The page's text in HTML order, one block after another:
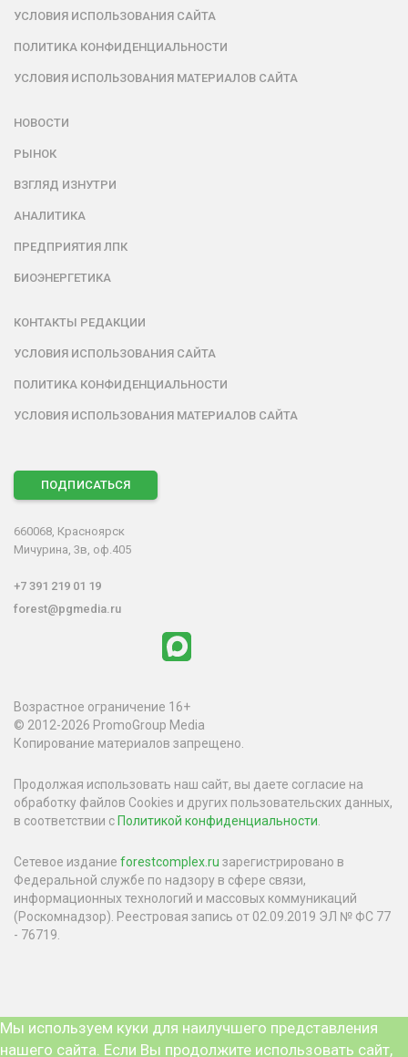
УСЛОВИЯ ИСПОЛЬЗОВАНИЯ САЙТА
ПОЛИТИКА КОНФИДЕНЦИАЛЬНОСТИ
УСЛОВИЯ ИСПОЛЬЗОВАНИЯ МАТЕРИАЛОВ САЙТА
НОВОСТИ
РЫНОК
ВЗГЛЯД ИЗНУТРИ
АНАЛИТИКА
ПРЕДПРИЯТИЯ ЛПК
БИОЭНЕРГЕТИКА
КОНТАКТЫ РЕДАКЦИИ
УСЛОВИЯ ИСПОЛЬЗОВАНИЯ САЙТА
ПОЛИТИКА КОНФИДЕНЦИАЛЬНОСТИ
УСЛОВИЯ ИСПОЛЬЗОВАНИЯ МАТЕРИАЛОВ САЙТА
ПОДПИСАТЬСЯ
660068, Красноярск
Мичурина, 3в, оф.405
+7 391 219 01 19
forest@pgmedia.ru
Возрастное ограничение 16+
© 2012-2026 PromoGroup Media
Копирование материалов запрещено.
Продолжая использовать наш сайт, вы даете согласие на
обработку файлов Cookies и других пользовательских данных,
в соответствии с Политикой конфиденциальности
Сетевое издание forestcomplex.ru зарегистрировано в
Федеральной службе по надзору в сфере связи,
информационных технологий и массовых коммуникаций
(Роскомнадзор). Реестровая запись от 02.09.2019 ЭЛ № ФС 77
- 76719.
Мы используем куки для наилучшего представления
нашего сайта. Если Вы продолжите использовать сайт,